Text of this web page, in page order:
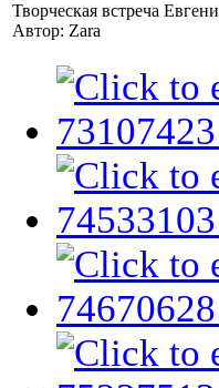
Творческая встреча
Автор: Zara